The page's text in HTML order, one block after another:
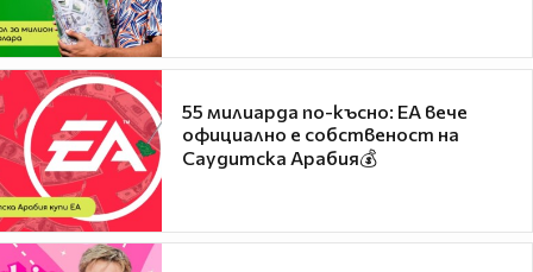
55 милиарда по-късно: EA вече
официално е собственост на
Саудитска Арабия💰